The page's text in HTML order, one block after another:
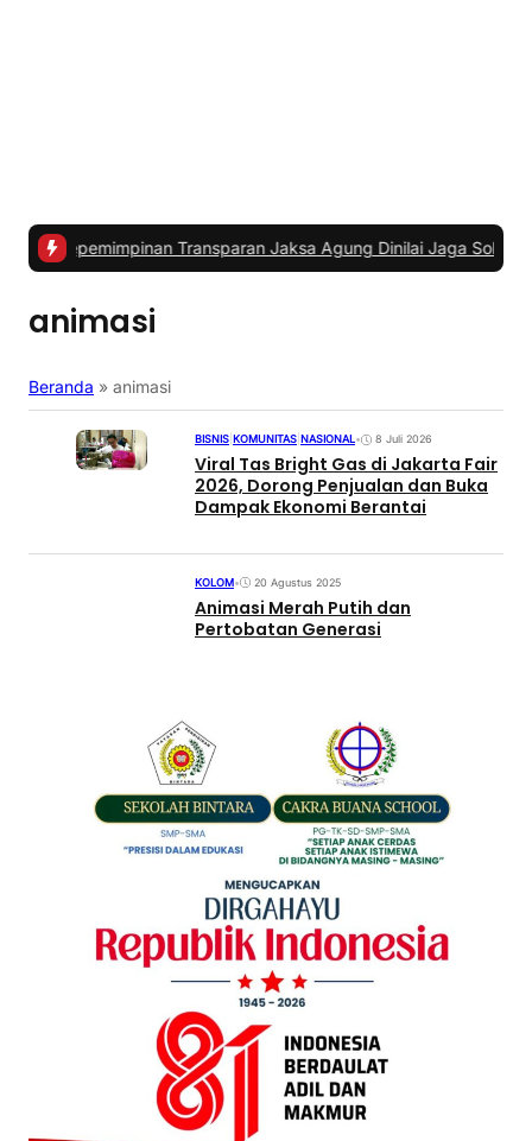
Transparan Jaksa Agung Dinilai Jaga Soliditas dan
animasi
Beranda » animasi
BISNIS KOMUNITAS NASIONAL• 8 Juli 2026
Viral Tas Bright Gas di Jakarta Fair
2026, Dorong Penjualan dan Buka
Dampak Ekonomi Berantai
KOLOM• 20 Agustus 2025
Animasi Merah Putih dan
Pertobatan Generasi